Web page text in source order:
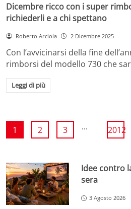
Dicembre ricco con i super
richiederli e a chi spettano
Roberto Arciola 2 Dicembre 2025
Con l’avvicinarsi della fine
rimborsi del modello 730 che
Leggi di più
1 2 3 ... 2012
Idee contro
sera
3 Agosto 2026